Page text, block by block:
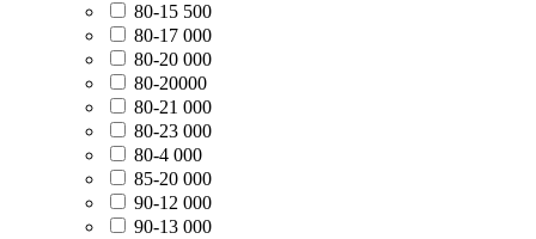
80-15 500
80-17 000
80-20 000
80-20000
80-21 000
80-23 000
80-4 000
85-20 000
90-12 000
90-13 000